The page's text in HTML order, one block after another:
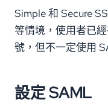
Simple 和 Secure
等情境，使用者已
號，但不一定使用
設定 SAML